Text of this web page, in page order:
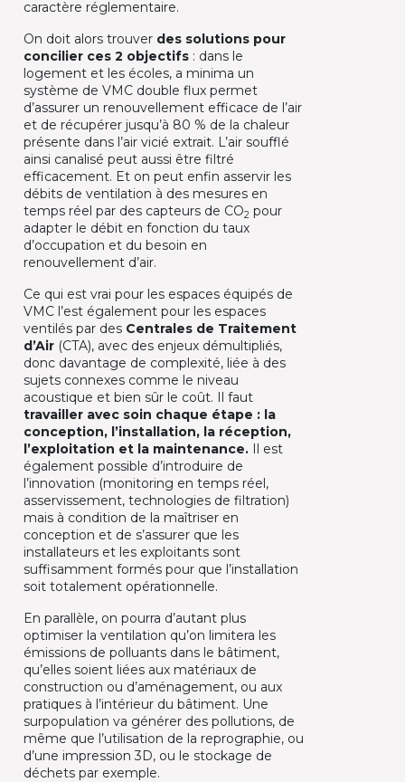
caractère réglementaire.
On doit alors trouver des solutions pour
concilier ces 2 objectifs : dans le
logement et les écoles, a minima un
système de VMC double flux permet
d’assurer un renouvellement efficace de l’air
et de récupérer jusqu’à 80 % de la chaleur
présente dans l’air vicié extrait. L’air soufflé
ainsi canalisé peut aussi être filtré
efficacement. Et on peut enfin asservir les
débits de ventilation à des mesures en
temps réel par des capteurs de CO2 pour
adapter le débit en fonction du taux
d’occupation et du besoin en
renouvellement d’air.
Ce qui est vrai pour les espaces équipés de
VMC l’est également pour les espaces
ventilés par des Centrales de Traitement
d’Air (CTA), avec des enjeux démultipliés,
donc davantage de complexité, liée à des
sujets connexes comme le niveau
acoustique et bien sûr le coût. Il faut
travailler avec soin chaque étape : la
conception, l’installation, la réception,
l’exploitation et la maintenance. Il est
également possible d’introduire de
l’innovation (monitoring en temps réel,
asservissement, technologies de filtration)
mais à condition de la maîtriser en
conception et de s’assurer que les
installateurs et les exploitants sont
suffisamment formés pour que l’installation
soit totalement opérationnelle.
En parallèle, on pourra d’autant plus
optimiser la ventilation qu’on limitera les
émissions de polluants dans le bâtiment,
qu’elles soient liées aux matériaux de
construction ou d’aménagement, ou aux
pratiques à l’intérieur du bâtiment. Une
surpopulation va générer des pollutions, de
même que l’utilisation de la reprographie, ou
d’une impression 3D, ou le stockage de
déchets par exemple.